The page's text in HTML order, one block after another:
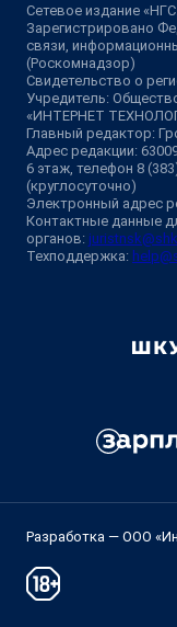
Сетевое издание
Зарегистрировано
связи,
(Роскомнадзор)
Свидетельство о
Учредитель:
«ИНТЕРНЕТ
Главный редактор:
Адрес редакции:
6 этаж, телефон 8
(круглосуточно)
Электронный адрес
Контактные данные
органов:
Техподдержка:
Разработка — ООО